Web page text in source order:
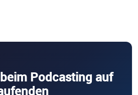
Podcasting auf